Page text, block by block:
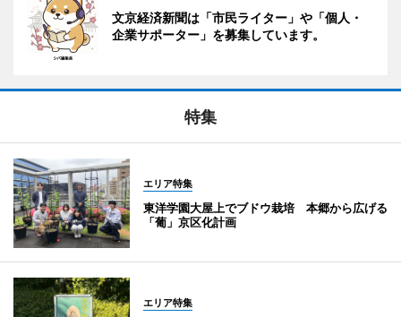
文京経済新聞は「市民ライター」や「個人・
企業サポーター」を募集しています。
特集
エリア特集
東洋学園大屋上でブドウ栽培 本郷から広げる
「葡」京区化計画
エリア特集